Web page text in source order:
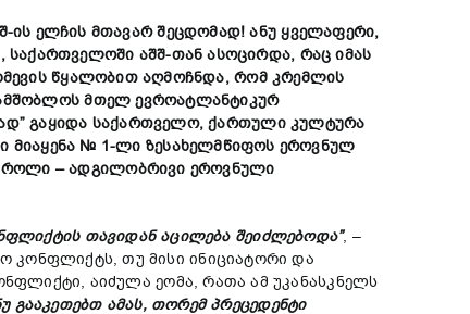
ის ელჩის მთავარშეცდომად! ანუყველაფერი,
საქართველოში აშშ-თანასოცირდა, რაციმას
წყალობით აღმოჩნდა,რომ კრემლის
მთელევროატლანტიკურ
გაყიდა საქართველო,ქართული კულტურა
მიაყენა № 1-ლი ზესახელმწიფოს ეროვნულ
როლი –ადგილობრივი ეროვნული
თავიდანაცილება შეიძლებოდა”, –
კონფლიქტს, თუ მისი ინიციატორი და
აიძულა ეომა, რათა ამ უკანასკნელს
გააკეთებთ ამას, თორემპრეცედენტი